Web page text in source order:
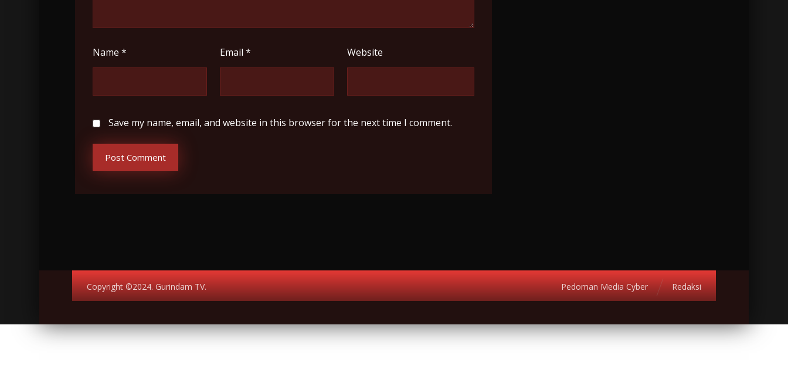
Name * Email * Website
Save my name, email, and website in this browser for the next time I comment.
Post Comment
Copyright ©2024. Gurindam TV. Redaksi
Pedoman Media Cyber